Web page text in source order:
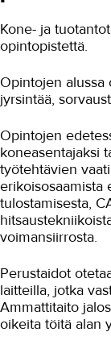
Kone- ja
opintopistettä.
Opintojen alussa
jyrsintää,
Opintojen
koneasentajaksi
työtehtävien
erikoisosaamista
tulostamisesta,
voimansiirrosta.
Perustaidot
laitteilla, jotka
Ammattitaito
oikeita töitä alan